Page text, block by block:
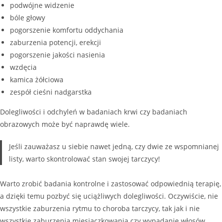
podwójne widzenie
bóle głowy
pogorszenie komfortu oddychania
zaburzenia potencji, erekcji
pogorszenie jakości nasienia
wzdęcia
kamica żółciowa
zespół cieśni nadgarstka
Dolegliwości i odchyleń w badaniach krwi czy badaniach
obrazowych może być naprawdę wiele.
Jeśli zauważasz u siebie nawet jedną, czy dwie ze wspomnianej
listy, warto skontrolować stan swojej tarczycy!
Warto zrobić badania kontrolne i zastosować odpowiednią terapię,
a dzięki temu pozbyć się uciążliwych dolegliwości. Oczywiście, nie
wszystkie zaburzenia rytmu to choroba tarczycy, tak jak i nie